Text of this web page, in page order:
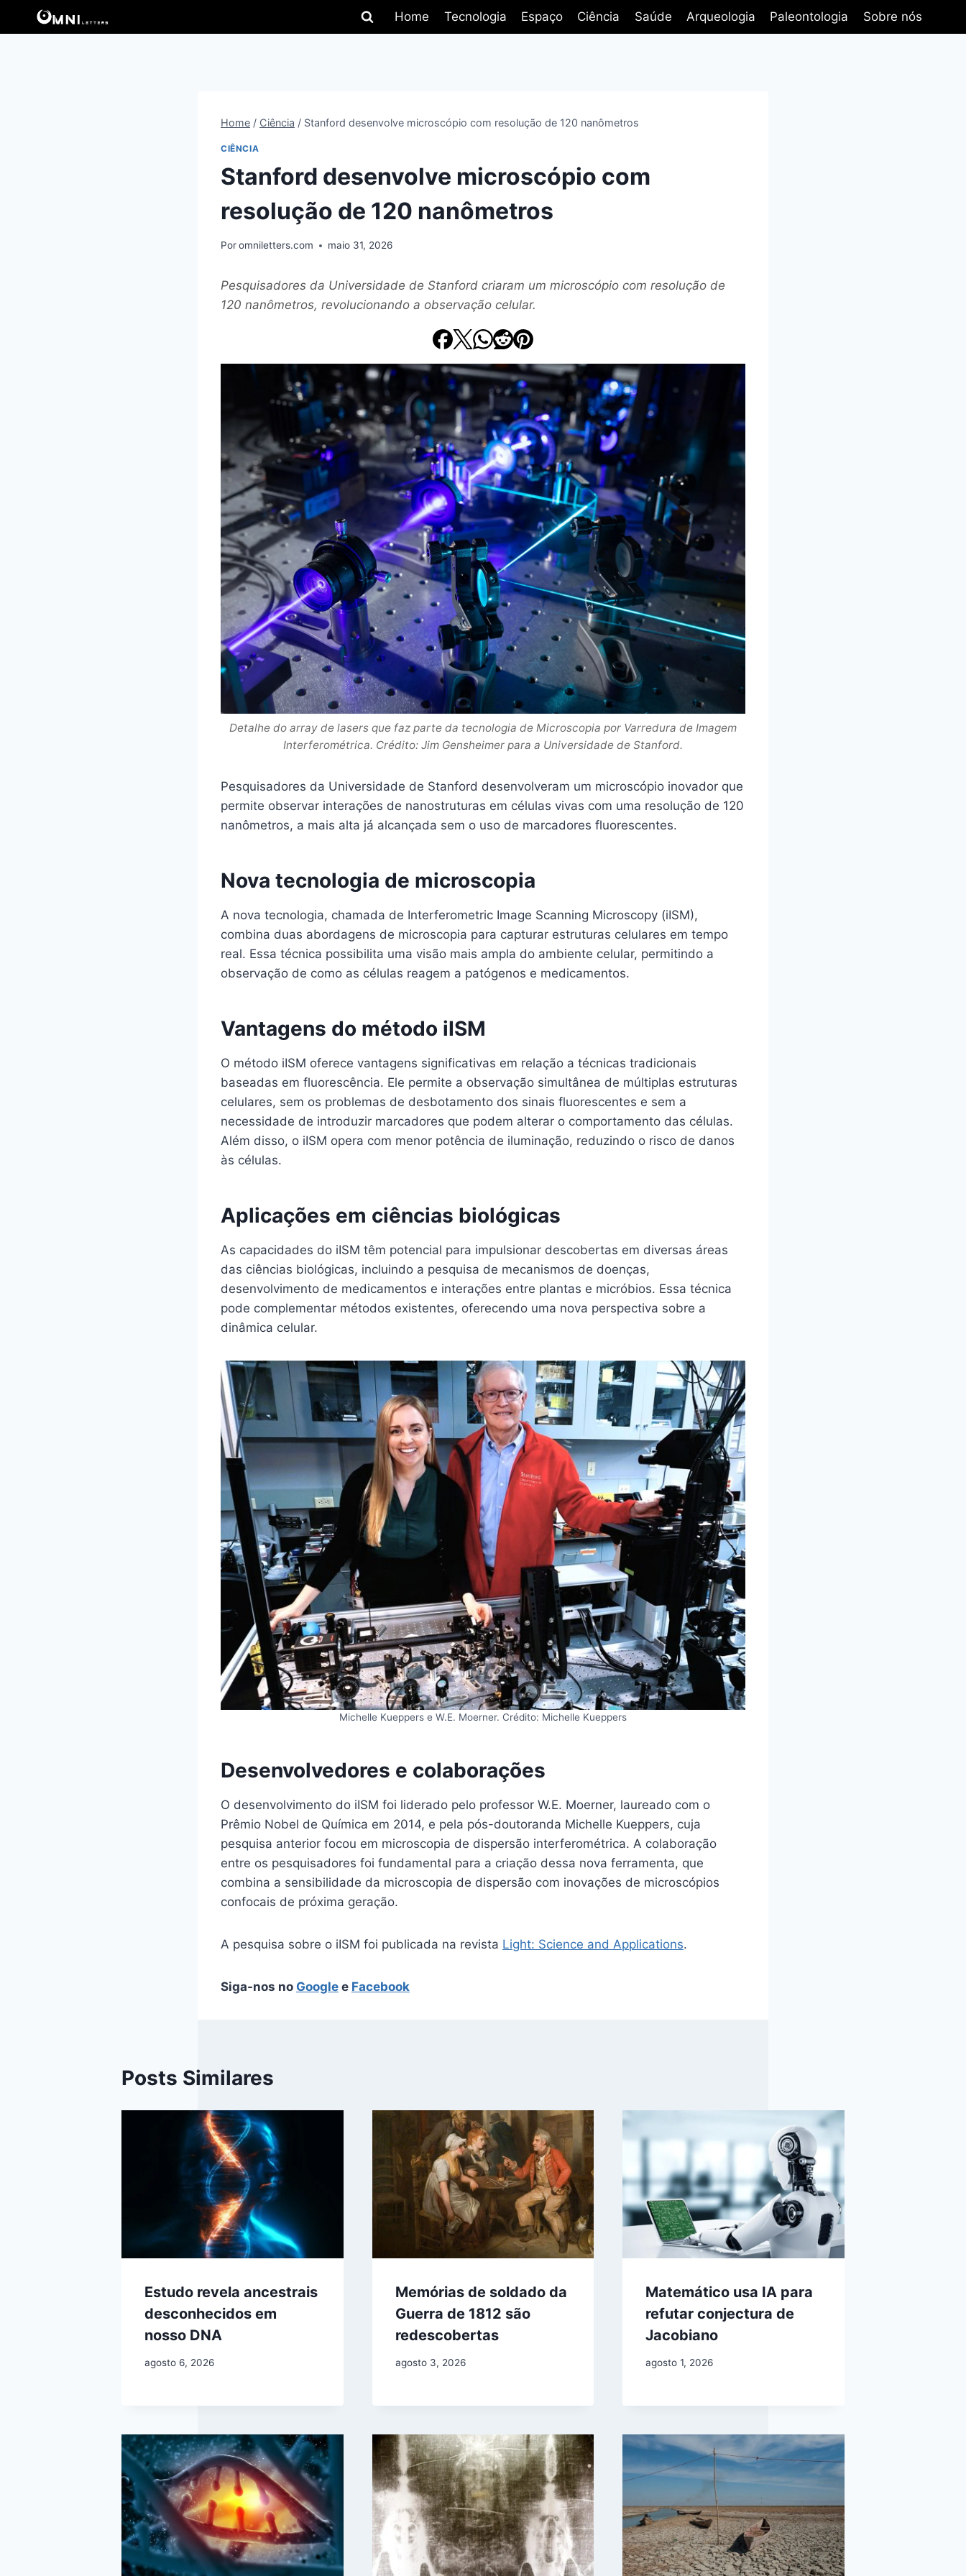
Home Tecnologia Espaço Ciência Saúde Arqueologia Paleontologia Sobre nós
Home / Ciência / Stanford desenvolve microscópio com resolução de 120 nanômetros
CIÊNCIA
Stanford desenvolve microscópio com
resolução de 120 nanômetros
Poromniletters.com maio 31, 2026
Pesquisadores da Universidade de Stanford criaram um microscópio com resolução de
120 nanômetros, revolucionando a observação celular.
Detalhe do array de lasers que faz parte da tecnologia de Microscopia por Varredura de Imagem
Interferométrica. Crédito: Jim Gensheimer para a Universidade de Stanford.
Pesquisadores da Universidade de Stanford desenvolveram um microscópio inovador que
permite observar interações de nanostruturas em células vivas com uma resolução de 120
nanômetros, a mais alta já alcançada sem o uso de marcadores fluorescentes.
Nova tecnologia de microscopia
A nova tecnologia, chamada de Interferometric Image Scanning Microscopy (iISM),
combina duas abordagens de microscopia para capturar estruturas celulares em tempo
real. Essa técnica possibilita uma visão mais ampla do ambiente celular, permitindo a
observação de como as células reagem a patógenos e medicamentos.
Vantagens do método iISM
O método iISM oferece vantagens significativas em relação a técnicas tradicionais
baseadas em fluorescência. Ele permite a observação simultânea de múltiplas estruturas
celulares, sem os problemas de desbotamento dos sinais fluorescentes e sem a
necessidade de introduzir marcadores que podem alterar o comportamento das células.
Além disso, o iISM opera com menor potência de iluminação, reduzindo o risco de danos
às células.
Aplicações em ciências biológicas
As capacidades do iISM têm potencial para impulsionar descobertas em diversas áreas
das ciências biológicas, incluindo a pesquisa de mecanismos de doenças,
desenvolvimento de medicamentos e interações entre plantas e micróbios. Essa técnica
pode complementar métodos existentes, oferecendo uma nova perspectiva sobre a
dinâmica celular.
Michelle Kueppers e W.E. Moerner. Crédito: Michelle Kueppers
Desenvolvedores e colaborações
O desenvolvimento do iISM foi liderado pelo professor W.E. Moerner, laureado com o
Prêmio Nobel de Química em 2014, e pela pós-doutoranda Michelle Kueppers, cuja
pesquisa anterior focou em microscopia de dispersão interferométrica. A colaboração
entre os pesquisadores foi fundamental para a criação dessa nova ferramenta, que
combina a sensibilidade da microscopia de dispersão com inovações de microscópios
confocais de próxima geração.
A pesquisa sobre o iISM foi publicada na revista Light: Science and Applications.
Siga-nos no Google e Facebook
Posts Similares
Estudo revela ancestrais
desconhecidos em
nosso DNA
agosto 6, 2026
Memórias de soldado da
Guerra de 1812 são
redescobertas
agosto 3, 2026
Matemático usa IA para
refutar conjectura de
Jacobiano
agosto 1, 2026